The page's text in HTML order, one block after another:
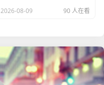
中脱颖而出。
与中国本土市场需求，让
在 Steam 上获得更好的推
。
2026-08-09 90 人在看